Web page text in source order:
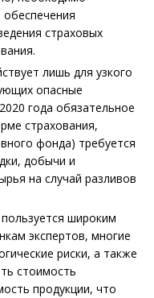
страховых
лишь для узкого
опасные
года обязательное
страхования,
фонда) требуется
добычи и
на случай разливов
широким
экспертов, многие
риски, а также
стоимость
продукции, что